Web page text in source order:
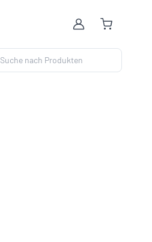
Account
Suche nach Produkten